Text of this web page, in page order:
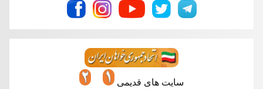
سایت های قدیمی